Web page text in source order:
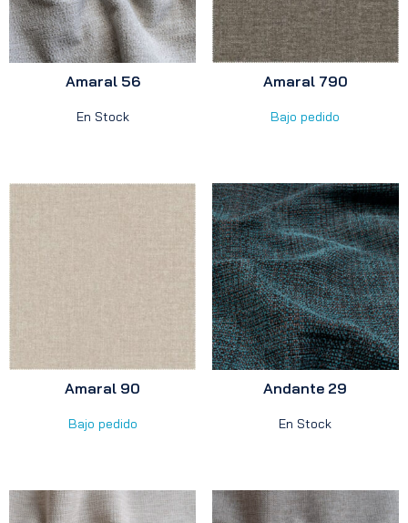
Amaral 56
En Stock
Amaral 790
Bajo pedido
Amaral 90
Bajo pedido
Andante 29
En Stock